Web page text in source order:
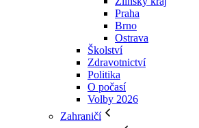
Praha
Brno
Ostrava
Školství
Zdravotnictví
Politika
O počasí
Volby 2026
Zahraničí